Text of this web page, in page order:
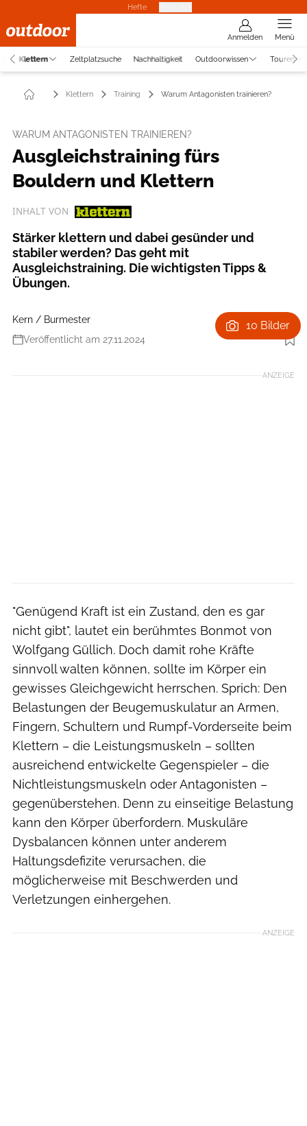
Hefte
Anmelden Menü
Klettern Zeltplatzsuche Nachhaltigkeit Outdoorwissen Touren
Klettern Training Warum Antagonisten trainieren?
WARUM ANTAGONISTEN TRAINIEREN?
Ausgleichstraining fürs
Bouldern und Klettern
INHALT VON
Stärker klettern und dabei gesünder und
stabiler werden? Das geht mit
Ausgleichstraining. Die wichtigsten Tipps &
Übungen.
Kern / Burmester
Veröffentlicht am 27.11.2024
Foto: Sarah Burmester
10 Bilder
ANZEIGE
"Genügend Kraft ist ein Zustand, den es gar
nicht gibt", lautet ein berühmtes Bonmot von
Wolfgang Güllich. Doch damit rohe Kräfte
sinnvoll walten können, sollte im Körper ein
gewisses Gleichgewicht herrschen. Sprich: Den
Belastungen der Beugemuskulatur an Armen,
Fingern, Schultern und Rumpf-Vorderseite beim
Klettern – die Leistungsmuskeln – sollten
ausreichend entwickelte Gegenspieler – die
Nichtleistungsmuskeln oder Antagonisten –
gegenüberstehen. Denn zu einseitige Belastung
kann den Körper überfordern. Muskuläre
Dysbalancen können unter anderem
Haltungsdefizite verursachen, die
möglicherweise mit Beschwerden und
Verletzungen einhergehen.
ANZEIGE